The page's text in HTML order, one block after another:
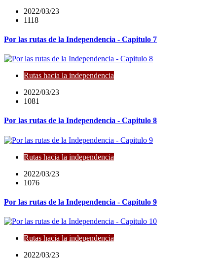
2022/03/23
1118
Por las rutas de la Independencia - Capitulo 7
Rutas hacia la independencia
2022/03/23
1081
Por las rutas de la Independencia - Capitulo 8
Rutas hacia la independencia
2022/03/23
1076
Por las rutas de la Independencia - Capitulo 9
Rutas hacia la independencia
2022/03/23